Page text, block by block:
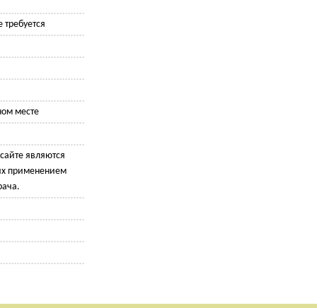
месте
являются
применением